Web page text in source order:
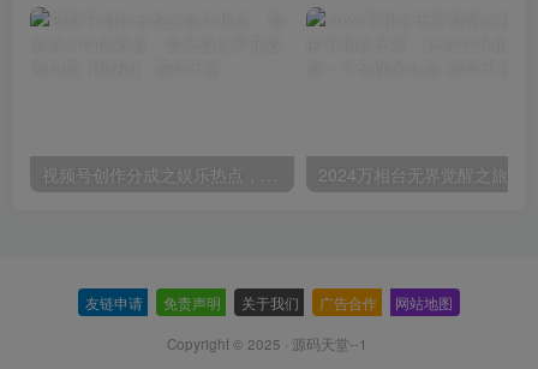
视频号创作分成之娱乐热点，最适合小白的赛道，每天赚点零花钱没问题【揭秘】
友链申请 免责声明 关于我们 广告合作 网站地图
Copyright © 2025 · 源码天堂--1